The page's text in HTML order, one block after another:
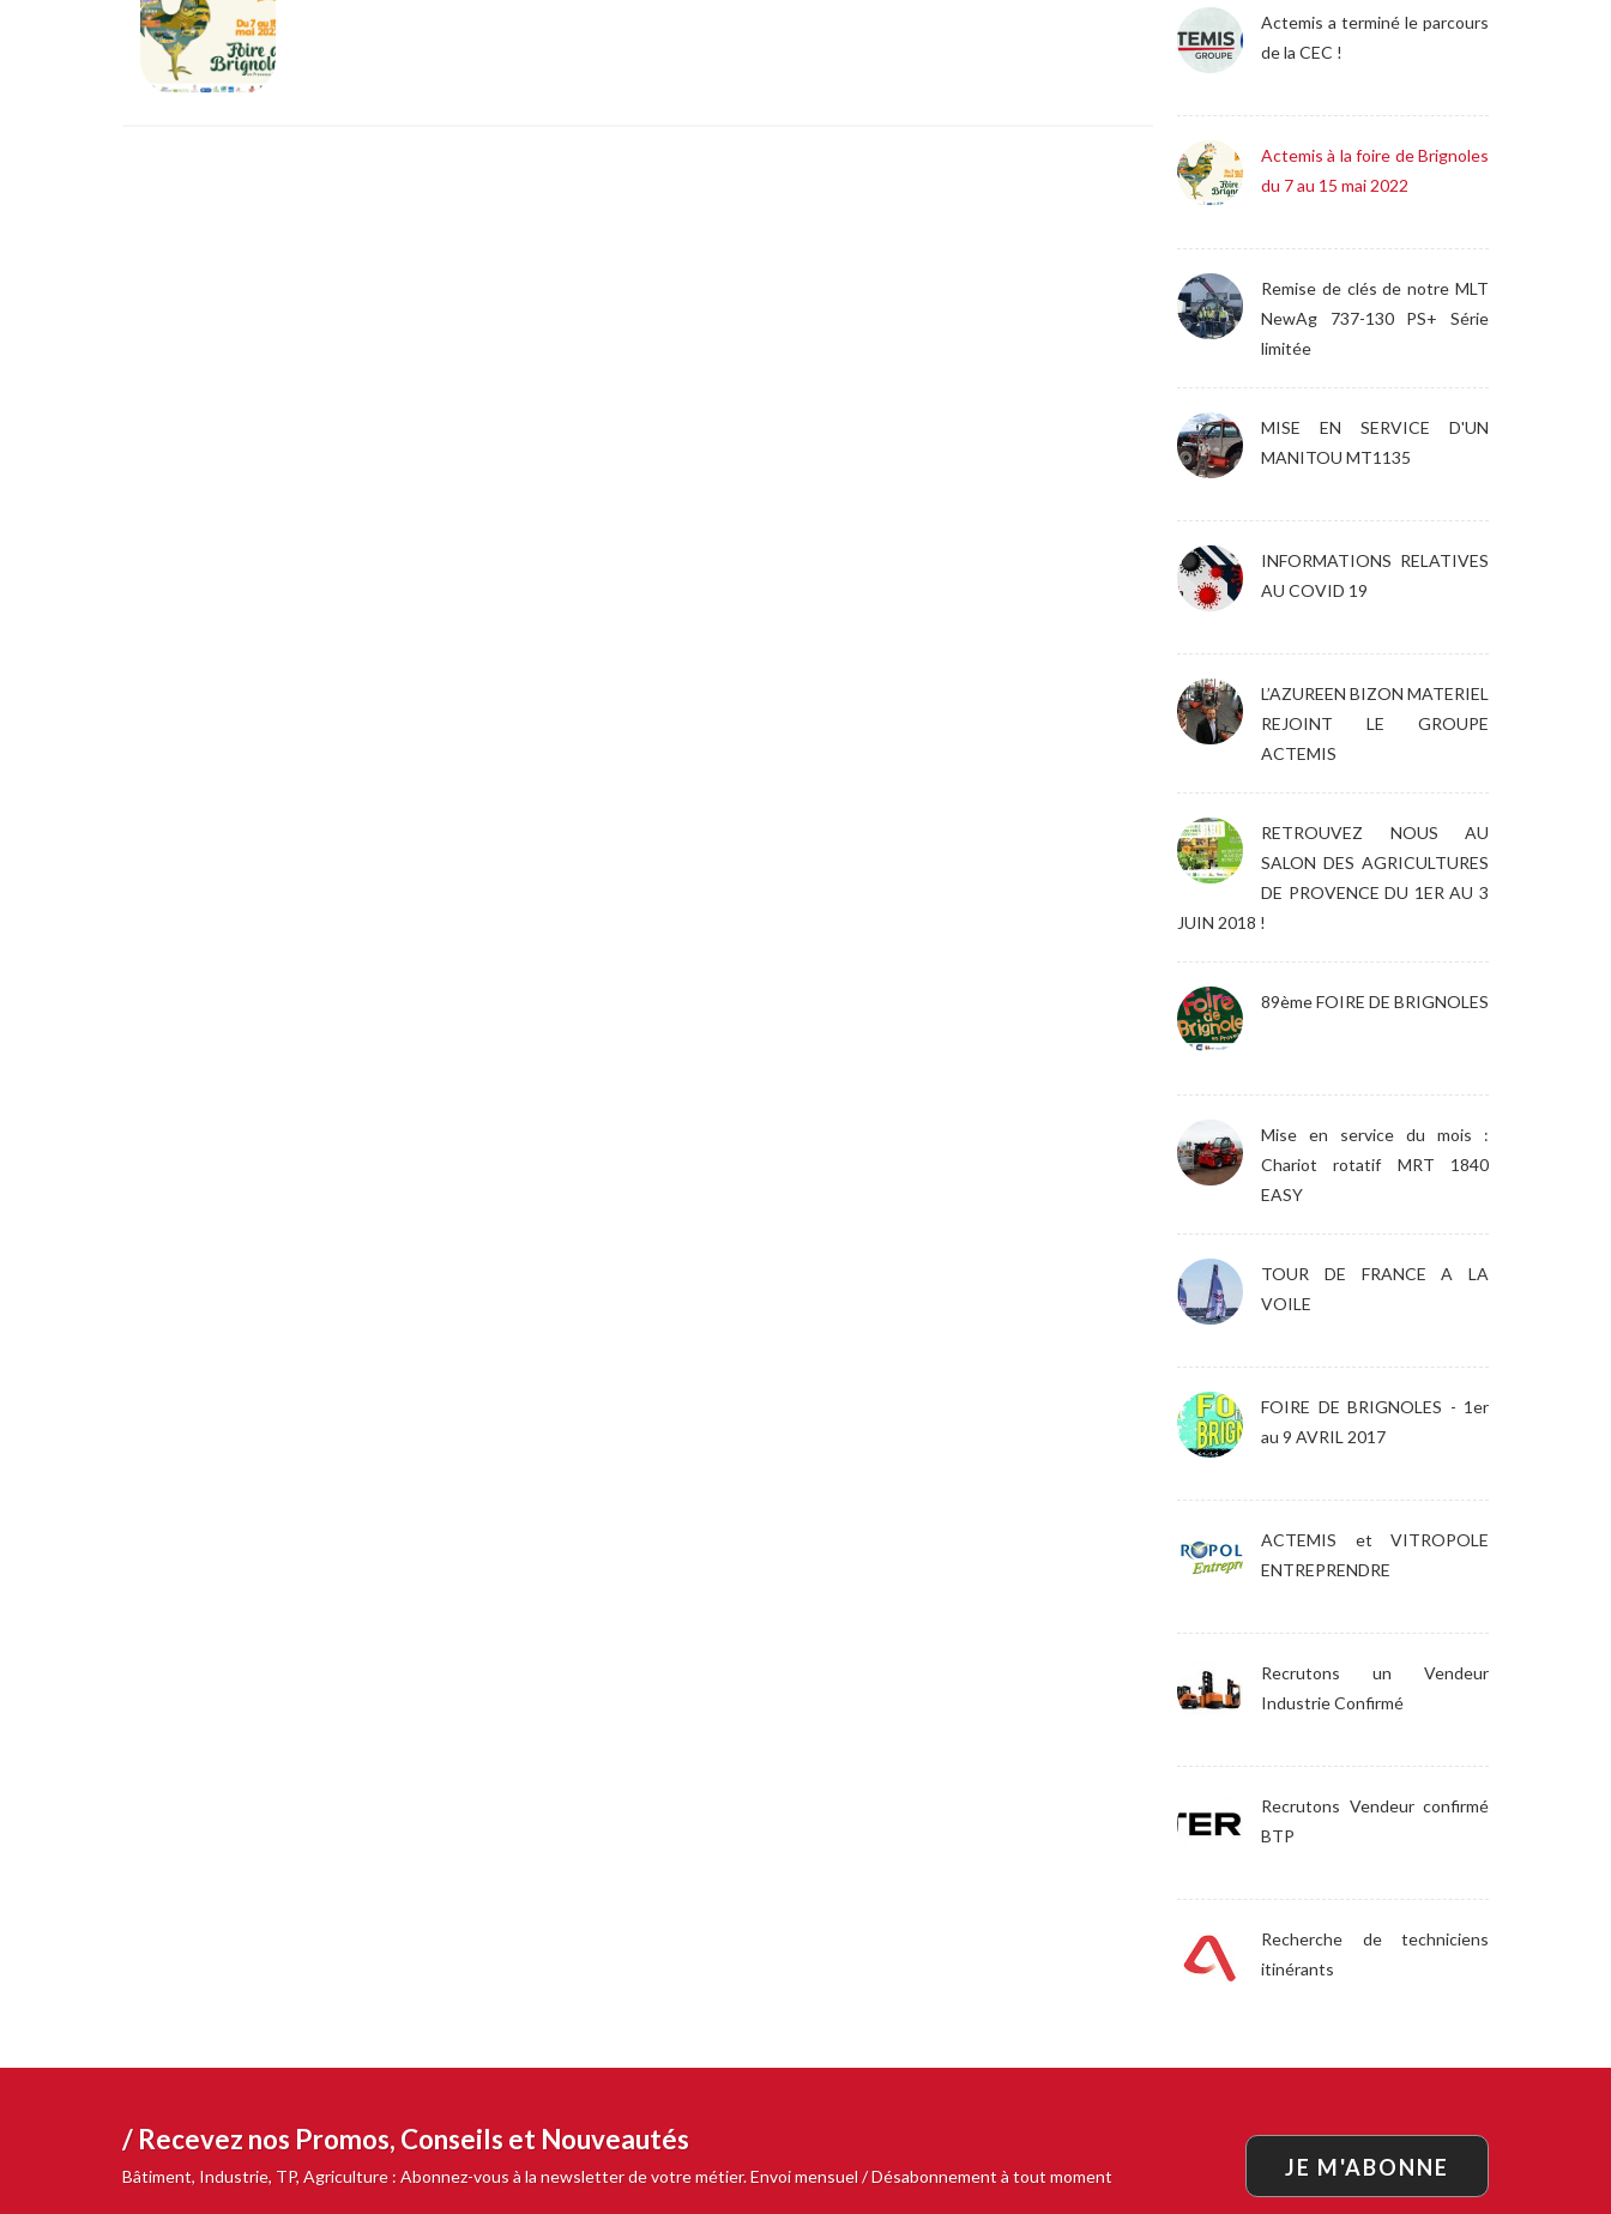
Actemis a terminé le parcours
de la CEC !
Actemis à la foire de Brignoles
du 7 au 15 mai 2022
Remise de clés de notre MLT
NewAg 737-130 PS+ Série
limitée
MISE EN SERVICE D'UN
MANITOU MT1135
INFORMATIONS RELATIVES
AU COVID 19
L’AZUREEN BIZON MATERIEL
REJOINT LE GROUPE
ACTEMIS
RETROUVEZ NOUS AU
SALON DES AGRICULTURES
DE PROVENCE DU 1ER AU 3
JUIN 2018 !
89ème FOIRE DE BRIGNOLES
Mise en service du mois :
Chariot rotatif MRT 1840
EASY
TOUR DE FRANCE A LA
VOILE
FOIRE DE BRIGNOLES - 1er
au 9 AVRIL 2017
ACTEMIS et VITROPOLE
ENTREPRENDRE
Recrutons un Vendeur
Industrie Confirmé
Recrutons Vendeur confirmé
BTP
Recherche de techniciens
itinérants
/ Recevez nos Promos, Conseils et Nouveautés
Bâtiment, Industrie, TP, Agriculture : Abonnez-vous à la newsletter de votre métier. Envoi mensuel / Désabonnement à tout moment JE M'ABONNE